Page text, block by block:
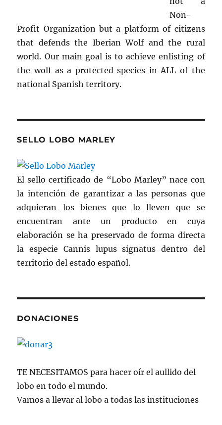
Non-
Profit Organization but a platform of citizens
that defends the Iberian Wolf and the rural
world. Our main goal is to achieve enlisting of
the wolf as a protected species in ALL of the
national Spanish territory.
SELLO LOBO MARLEY
El sello certificado de “Lobo Marley” nace con
la intención de garantizar a las personas que
adquieran los bienes que lo lleven que se
encuentran ante un producto en cuya
elaboración se ha preservado de forma directa
la especie Cannis lupus signatus dentro del
territorio del estado español.
DONACIONES
TE NECESITAMOS para hacer oír el aullido del
lobo en todo el mundo.
Vamos a llevar al lobo a todas las instituciones